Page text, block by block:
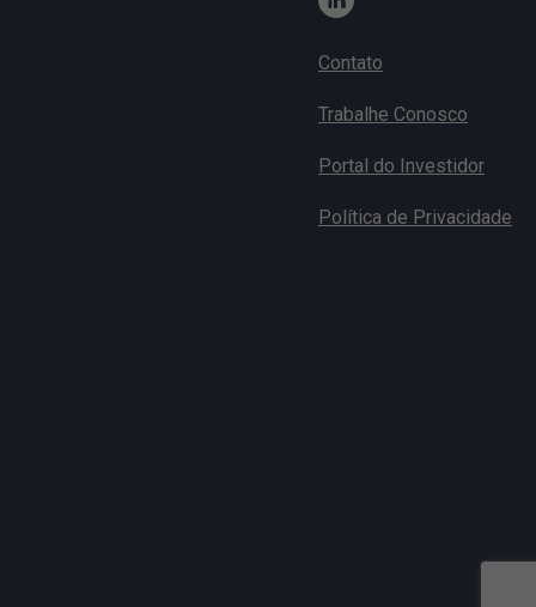
Contato
Trabalhe Conosco
Portal do Investidor
Política de Privacidade